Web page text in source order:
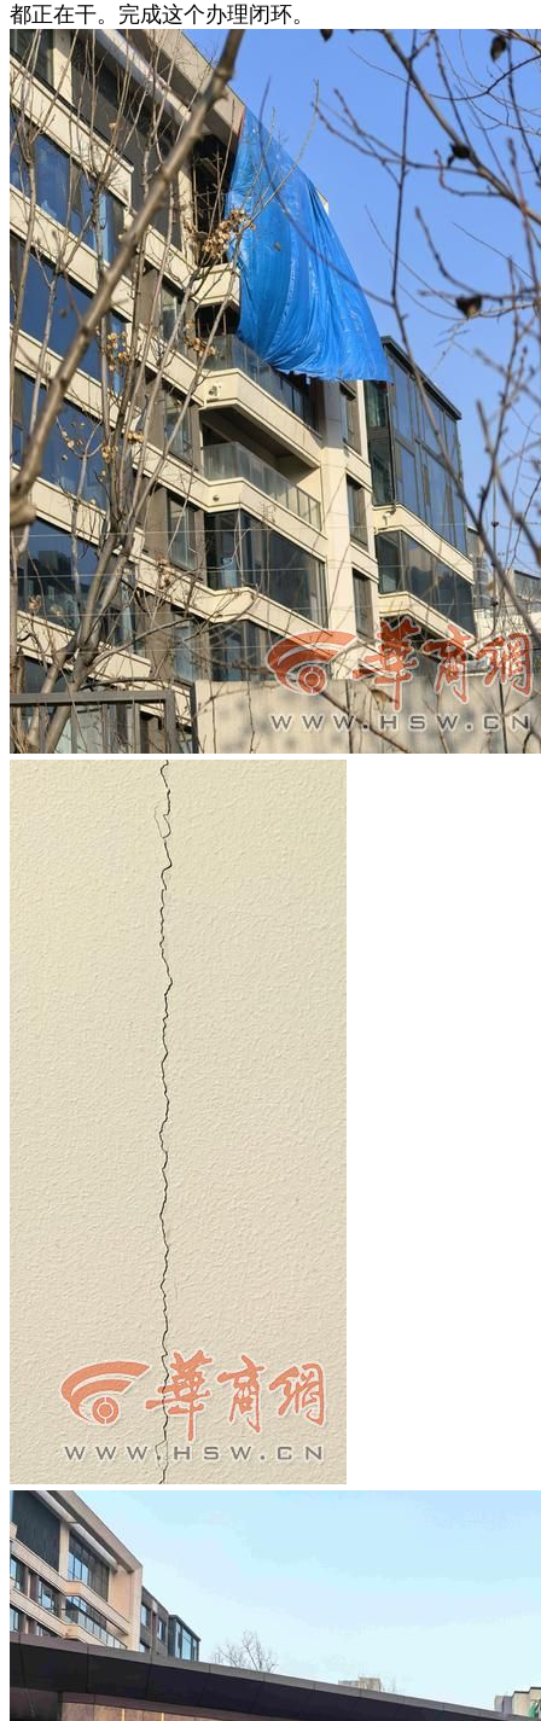
都正在干。完成这个办理闭环。